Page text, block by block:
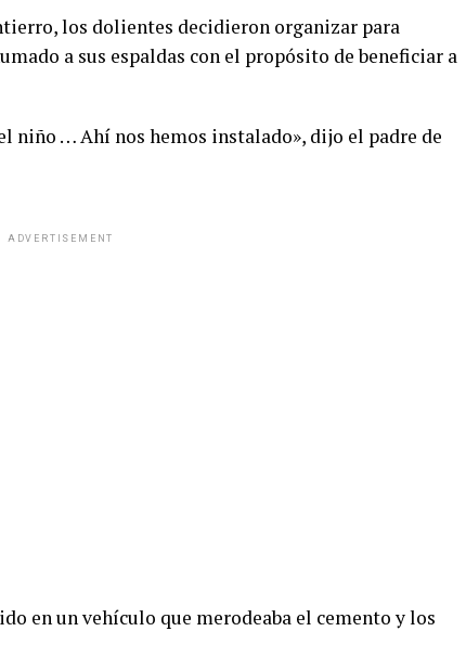
los dolientes decidieron organizar para
a sus espaldas con el propósito de beneficiar a
niño … Ahí nos hemos instalado», dijo el padre de
ADVERTISEMENT
en un vehículo que merodeaba el cemento y los